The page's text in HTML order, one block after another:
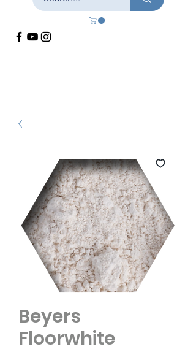
Beyers
Floorwhite